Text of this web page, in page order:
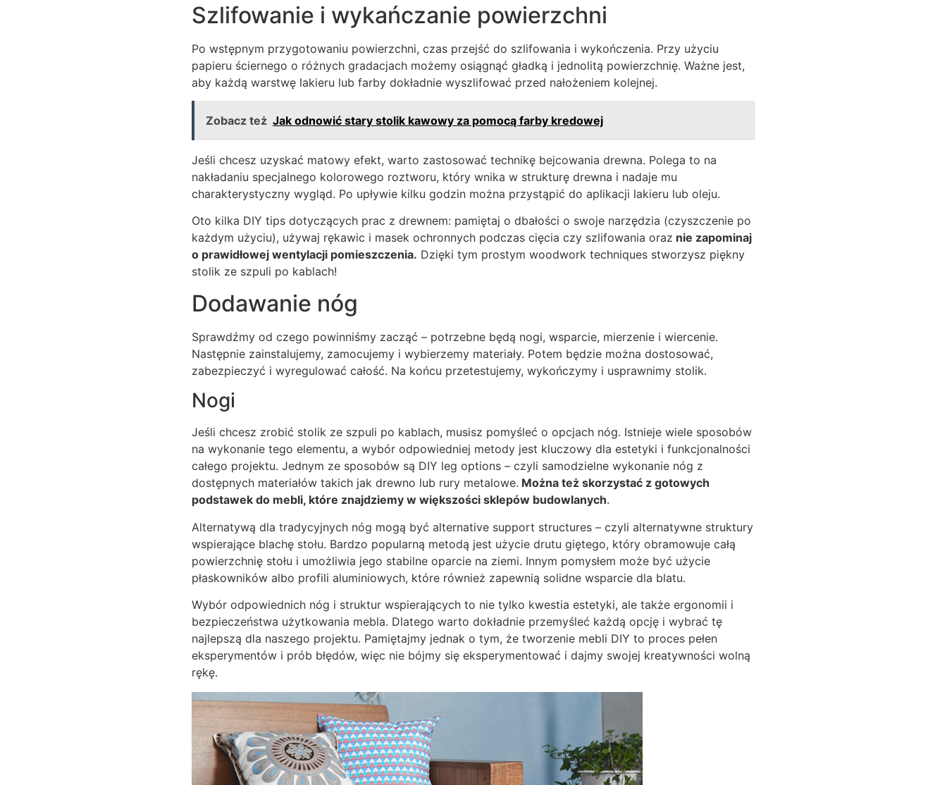
Szlifowanie i wykańczanie powierzchni
Po wstępnym przygotowaniu powierzchni, czas przejść do szlifowania i wykończenia. Przy użyciu
papieru ściernego o różnych gradacjach możemy osiągnąć gładką i jednolitą powierzchnię. Ważne jest,
aby każdą warstwę lakieru lub farby dokładnie wyszlifować przed nałożeniem kolejnej.
Zobacz też Jak odnowić stary stolik kawowy za pomocą farby kredowej
Jeśli chcesz uzyskać matowy efekt, warto zastosować technikę bejcowania drewna. Polega to na
nakładaniu specjalnego kolorowego roztworu, który wnika w strukturę drewna i nadaje mu
charakterystyczny wygląd. Po upływie kilku godzin można przystąpić do aplikacji lakieru lub oleju.
Oto kilka DIY tips dotyczących prac z drewnem: pamiętaj o dbałości o swoje narzędzia (czyszczenie po
każdym użyciu), używaj rękawic i masek ochronnych podczas cięcia czy szlifowania oraz nie zapominaj
o prawidłowej wentylacji pomieszczenia. Dzięki tym prostym woodwork techniques stworzysz piękny
stolik ze szpuli po kablach!
Dodawanie nóg
Sprawdźmy od czego powinniśmy zacząć – potrzebne będą nogi, wsparcie, mierzenie i wiercenie.
Następnie zainstalujemy, zamocujemy i wybierzemy materiały. Potem będzie można dostosować,
zabezpieczyć i wyregulować całość. Na końcu przetestujemy, wykończymy i usprawnimy stolik.
Nogi
Jeśli chcesz zrobić stolik ze szpuli po kablach, musisz pomyśleć o opcjach nóg. Istnieje wiele sposobów
na wykonanie tego elementu, a wybór odpowiedniej metody jest kluczowy dla estetyki i funkcjonalności
całego projektu. Jednym ze sposobów są DIY leg options – czyli samodzielne wykonanie nóg z
dostępnych materiałów takich jak drewno lub rury metalowe. Można też skorzystać z gotowych
podstawek do mebli, które znajdziemy w większości sklepów budowlanych.
Alternatywą dla tradycyjnych nóg mogą być alternative support structures – czyli alternatywne struktury
wspierające blachę stołu. Bardzo popularną metodą jest użycie drutu giętego, który obramowuje całą
powierzchnię stołu i umożliwia jego stabilne oparcie na ziemi. Innym pomysłem może być użycie
płaskowników albo profili aluminiowych, które również zapewnią solidne wsparcie dla blatu.
Wybór odpowiednich nóg i struktur wspierających to nie tylko kwestia estetyki, ale także ergonomii i
bezpieczeństwa użytkowania mebla. Dlatego warto dokładnie przemyśleć każdą opcję i wybrać tę
najlepszą dla naszego projektu. Pamiętajmy jednak o tym, że tworzenie mebli DIY to proces pełen
eksperymentów i prób błędów, więc nie bójmy się eksperymentować i dajmy swojej kreatywności wolną
rękę.